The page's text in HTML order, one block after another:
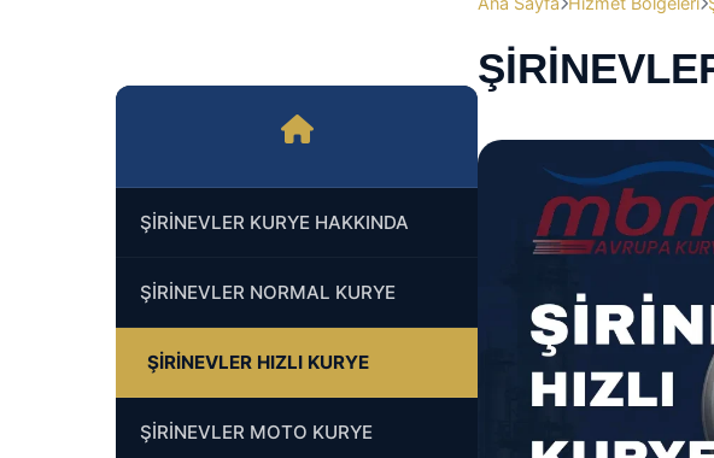
ŞİRİNEVLER KURYE HAKKINDA
ŞİRİNEVLER NORMAL KURYE
ŞİRİNEVLER HIZLI KURYE
ŞİRİNEVLER MOTO KURYE